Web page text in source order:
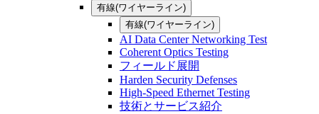
有線(ワイヤーライン)
有線(ワイヤーライン)
AI Data Center Networking Test
Coherent Optics Testing
フィールド展開
Harden Security Defenses
High-Speed Ethernet Testing
技術とサービス紹介